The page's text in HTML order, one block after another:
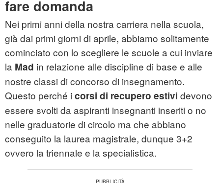
fare domanda
Nei primi anni della nostra carriera nella scuola,
già dai primi giorni di aprile, abbiamo solitamente
cominciato con lo scegliere le scuole a cui inviare
la Mad in relazione alle discipline di base e alle
nostre classi di concorso di insegnamento.
Questo perché i corsi di recupero estivi devono
essere svolti da aspiranti insegnanti inseriti o no
nelle graduatorie di circolo ma che abbiano
conseguito la laurea magistrale, dunque 3+2
ovvero la triennale e la specialistica.